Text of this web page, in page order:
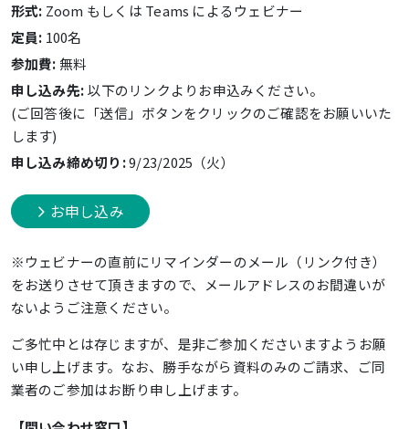
形式: Zoom もしくは Teams によるウェビナー
定員: 100名
参加費: 無料
申し込み先:以下のリンクよりお申込みください。
(ご回答後に「送信」ボタンをクリックのご確認をお願いいた
します)
申し込み締め切り:9/23/2025（火）
お申し込み
※ウェビナーの直前にリマインダーのメール（リンク付き）
をお送りさせて頂きますので、メールアドレスのお間違いが
ないようご注意ください。
ご多忙中とは存じますが、是非ご参加くださいますようお願
い申し上げます。なお、勝手ながら資料のみのご請求、ご同
業者のご参加はお断り申し上げます。